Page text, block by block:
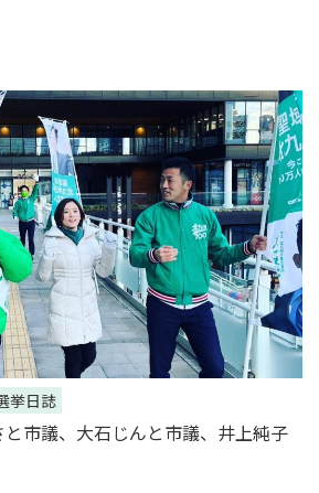
挙日誌
市議、大石じんと市議、井上純子